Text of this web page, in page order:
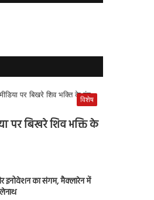
विशेष
पर बिखरे शिव भक्ति के
इनोवेशन का संगम, मैक्लारेन में